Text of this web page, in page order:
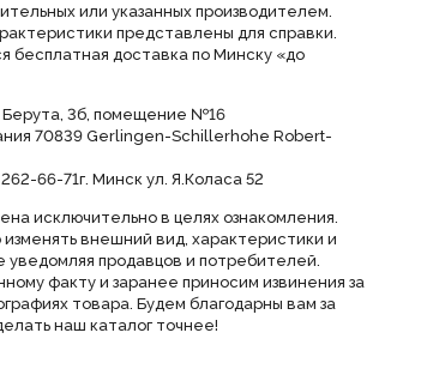
или указанных производителем.
представлены для справки.
бесплатная доставка по Минску «до
3б, помещение №16
70839 Gerlingen-Schillerhohe Robert-
66-71г. Минск ул. Я.Коласа 52
исключительно в целях ознакомления.
внешний вид, характеристики и
продавцов и потребителей.
факту и заранее приносим извинения за
товара. Будем благодарны вам за
наш каталог точнее!